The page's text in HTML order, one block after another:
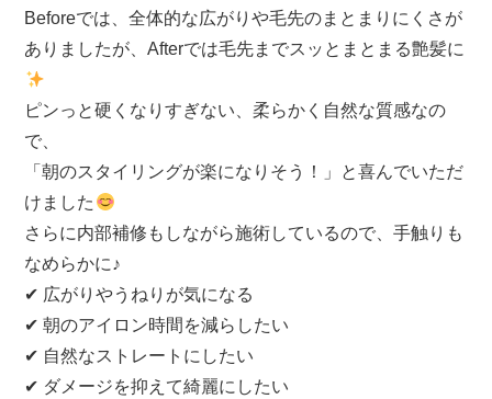
Beforeでは、全体的な広がりや毛先のまとまりにくさが
ありましたが、Afterでは毛先までスッとまとまる艶髪に
ピンっと硬くなりすぎない、柔らかく自然な質感なの
で、
「朝のスタイリングが楽になりそう！」と喜んでいただ
けました
さらに内部補修もしながら施術しているので、手触りも
なめらかに♪
✔ 広がりやうねりが気になる
✔ 朝のアイロン時間を減らしたい
✔ 自然なストレートにしたい
✔ ダメージを抑えて綺麗にしたい